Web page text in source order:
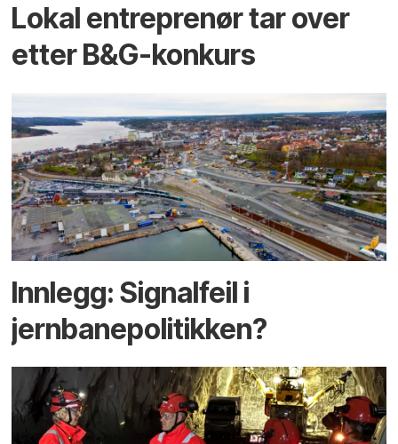
Lokal entreprenør tar over
etter B&G-konkurs
Innlegg: Signalfeil i
jernbanepolitikken?